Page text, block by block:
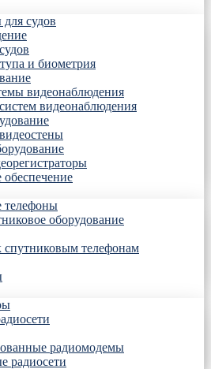
судов
и биометрия
видеонаблюдения
видеонаблюдения
телефоны
оборудование
спутниковым телефонам
радиомодемы
радиосети